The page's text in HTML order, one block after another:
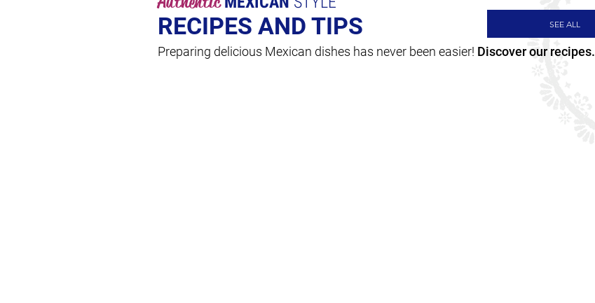
RECIPES AND TIPS SEE ALL
Preparing delicious Mexican dishes has never been easier! Discover our recipes.